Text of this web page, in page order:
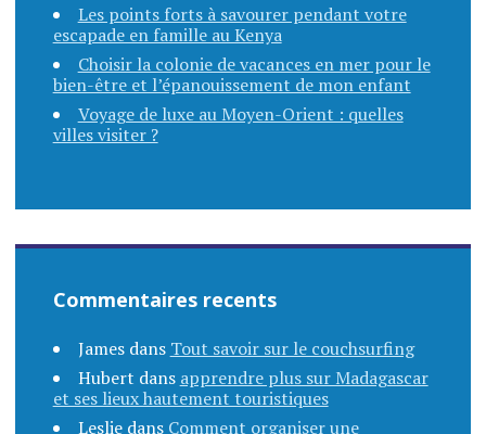
Les points forts à savourer pendant votre
escapade en famille au Kenya
Choisir la colonie de vacances en mer pour le
bien-être et l’épanouissement de mon enfant
Voyage de luxe au Moyen-Orient : quelles
villes visiter ?
Commentaires recents
Jamesdans Tout savoir sur le couchsurfing
Hubert dans apprendre plus sur Madagascar
et ses lieux hautement touristiques
Lesliedans Comment organiser une